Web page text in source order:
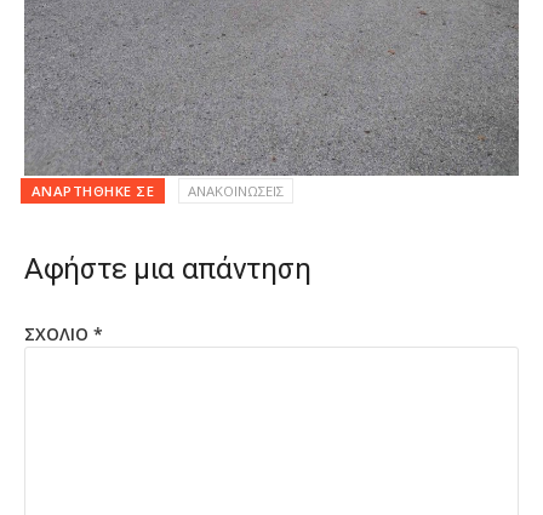
ΑΝΑΡΤΉΘΗΚΕ ΣΕ ΑΝΑΚΟΙΝΩΣΕΙΣ
Αφήστε μια απάντηση
ΣΧΌΛΙΟ *